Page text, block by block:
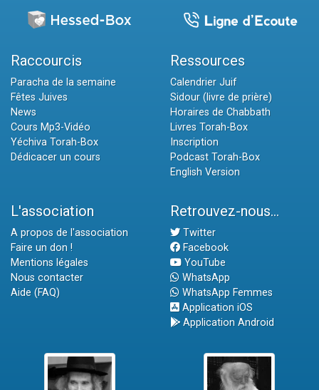
Raccourcis
Paracha de la semaine
Fêtes Juives
News
Cours Mp3-Vidéo
Yéchiva Torah-Box
Dédicacer un cours
Ressources
Calendrier Juif
Sidour (livre de prière)
Horaires de Chabbath
Livres Torah-Box
Inscription
Podcast Torah-Box
English Version
L'association
A propos de l'association
Faire un don !
Mentions légales
Nous contacter
Aide (FAQ)
Retrouvez-nous...
Twitter
Facebook
YouTube
WhatsApp
WhatsApp Femmes
Application iOS
Application Android